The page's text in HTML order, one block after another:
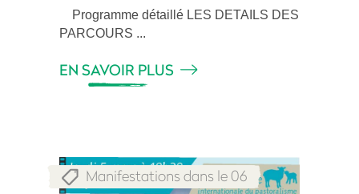
Programme détaillé LES DETAILS DES
PARCOURS
EN SAVOIR PLUS
Manifestations dans le 06